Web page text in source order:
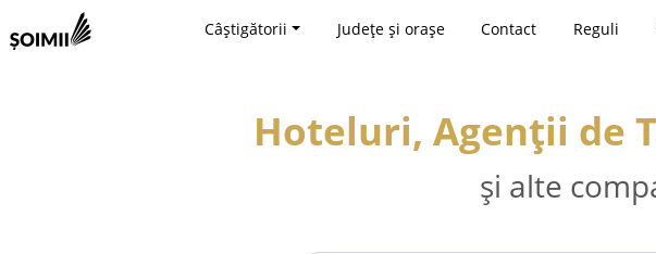
Câștigătorii Județe și orașe Contact Reguli
Hoteluri, Agenții de
și alte